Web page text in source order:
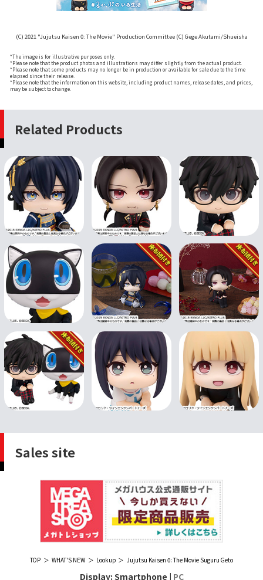
(C) 2021 "Jujutsu Kaisen 0: The Movie" Production Committee (C) Gege Akutami/Shueisha
*The image is for illustrative purposes only.
*Please note that the product photos and illustrations may differ slightly from the actual product.
*Please note that some products may no longer be in production or available for sale due to the time
elapsed since their release.
*Please note that the information on this website, including product names, release dates, and prices,
may be subject to change.
Related Products
Sales site
TOP WHAT'S NEW Lookup Jujutsu Kaisen 0: The Movie Suguru Geto
Display: Smartphone | PC